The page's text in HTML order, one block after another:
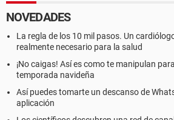
NOVEDADES
La regla de los 10 mil pasos. Un
realmente necesario para la salud
¡No caigas! Así es como te manipulan
temporada navideña
Así puedes tomarte un descanso de
aplicación